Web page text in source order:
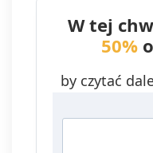
W tej
50%
by czytać